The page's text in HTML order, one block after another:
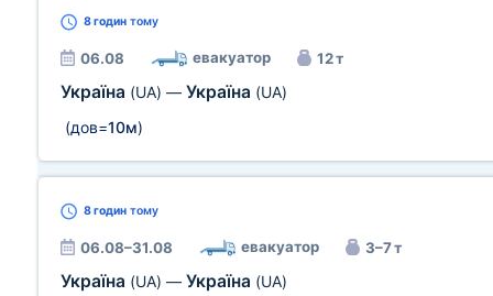
8 годин тому
06.08 евакуатор 12 т
Україна (UA) — Україна (UA)
(дов=10м)
8 годин тому
06.08–31.08 евакуатор 3–7 т
Україна (UA) — Україна (UA)